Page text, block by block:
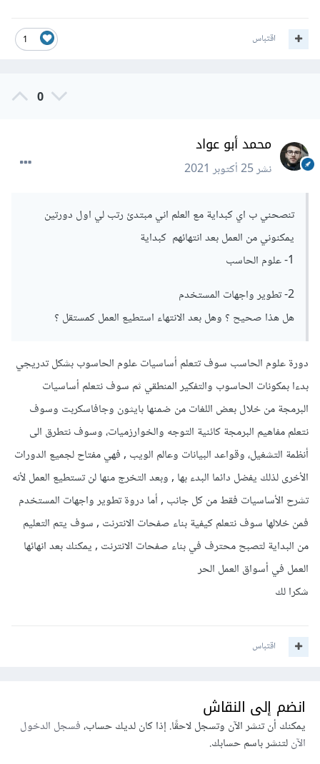
1 اقتباس
0
محمد أبو عواد
نشر25 أكتوبر 2021
تنصحني ب اي كبداية مع العلم اني مبتدئ رتب لي اول دورتين
يمكنوني من العمل بعد انتهائهم كبداية
1- علوم الحاسب
2- تطوير واجهات المستخدم
هل هذا صحيح ؟ وهل بعد الانتهاء استطيع العمل كمستقل ؟
دورة علوم الحاسب سوف تتعلم أساسيات علوم الحاسوب بشكل تدريجي
بدءا بمكونات الحاسوب والتفكير المنطقي ثم سوف نتعلم أساسيات
البرمجة من خلال بعض اللغات من ضمنها بايثون وجافاسكربت وسوف
نتعلم مفاهيم البرمجة كائنية التوجه والخوارزميات، وسوف نتطرق الى
أنظمة التشغيل، وقواعد البيانات وعالم الويب , فهي مفتاح لجميع الدورات
الأخرى لذلك يفضل دائما البدء بها , وبعد التخرج منها لن تستطيع العمل لأنه
تشرح الأساسيات فقط من كل جانب , أما دروة تطوير واجهات المستخدم
فمن خلالها سوف نتعلم كيفية بناء صفحات الانترنت , سوف يتم التعليم
من البداية لتصبح محترف في بناء صفحات الانترنت , يمكنك بعد انهائها
العمل في أسواق العمل الحر
شكرا لك
اقتباس
انضم إلى النقاش
يمكنك أن تنشر الآن وتسجل لاحقًا. إذا كان لديك حساب،فسجل الدخول
الآنلتنشر باسم حسابك.